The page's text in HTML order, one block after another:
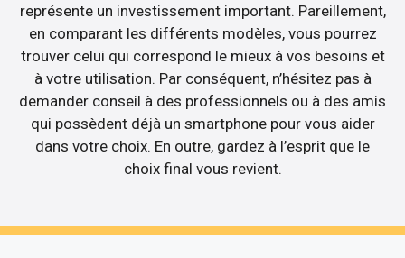
représente un investissement important. Pareillement,
en comparant les différents modèles, vous pourrez
trouver celui qui correspond le mieux à vos besoins et
à votre utilisation. Par conséquent, n’hésitez pas à
demander conseil à des professionnels ou à des amis
qui possèdent déjà un smartphone pour vous aider
dans votre choix. En outre, gardez à l’esprit que le
choix final vous revient.